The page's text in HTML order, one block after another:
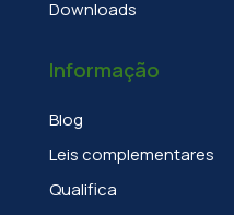
Downloads
Informação
Blog
Leis complementares
Qualifica